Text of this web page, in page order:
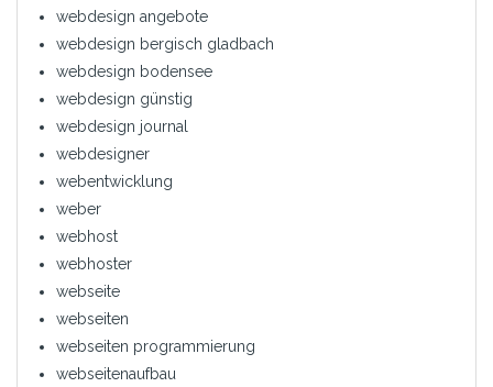
webdesign angebote
webdesign bergisch gladbach
webdesign bodensee
webdesign günstig
webdesign journal
webdesigner
webentwicklung
weber
webhost
webhoster
webseite
webseiten
webseiten programmierung
webseitenaufbau